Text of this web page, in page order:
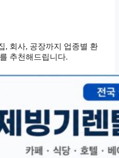
, 회사, 공장까지 업종별 환
추천해드립니다.